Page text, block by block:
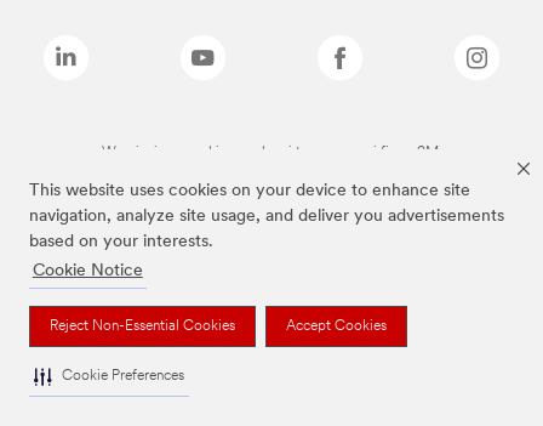
This website uses cookies on your device to enhance site
navigation, analyze site usage, and deliver you advertisements
based on your interests.
Cookie Notice
Reject Non-Essential Cookies Accept Cookies
Cookie Preferences
Wymienione marki są znakami towarowymi firmy 3M.